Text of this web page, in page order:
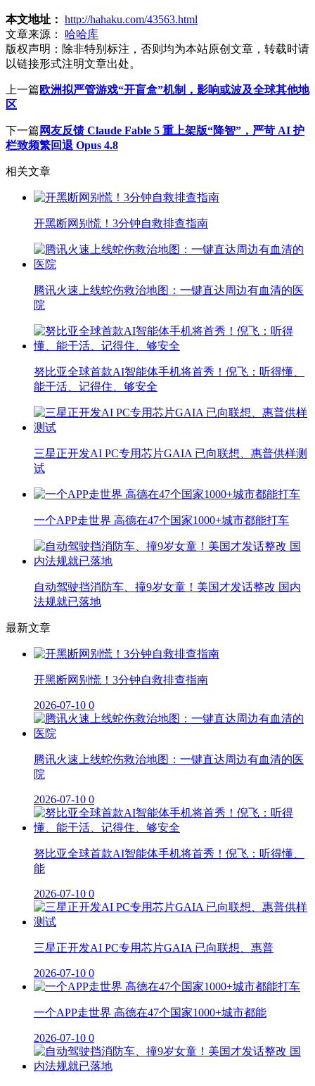
本文地址： http://hahaku.com/43563.html
文章来源：
哈哈库
版权声明： 除非特别标注，否则均为本站原创文章，转载时请
以链接形式注明文章出处。
上一篇欧洲拟严管游戏“开盲盒”机制，影响或波及全球其他地
区
下一篇 网友反馈 Claude Fable 5 重上架版“降智”，严苛 AI 护
栏致频繁回退 Opus 4.8
相关文章
开黑断网别慌！3分钟自救排查指南
腾讯火速上线蛇伤救治地图：一键直达周边有血清的医
院
努比亚全球首款AI智能体手机将首秀！倪飞：听得懂、
能干活、记得住、够安全
三星正开发AI PC专用芯片GAIA 已向联想、惠普供样测
试
一个APP走世界 高德在47个国家1000+城市都能打车
自动驾驶挡消防车、撞9岁女童！美国才发话整改 国内
法规就已落地
最新文章
开黑断网别慌！3分钟自救排查指南
2026-07-10 0
腾讯火速上线蛇伤救治地图：一键直达周边有血清的医
院
2026-07-10 0
努比亚全球首款AI智能体手机将首秀！倪飞：听得懂、
能
2026-07-10 0
三星正开发AI PC专用芯片GAIA 已向联想、惠普
2026-07-10 0
一个APP走世界 高德在47个国家1000+城市都能
2026-07-10 0